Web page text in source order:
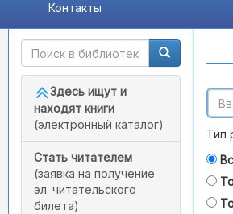
Контакты
Быстрый доступ
Здесь ищут и
находят книги
(электронный каталог)
Стать читателем
(заявка на получение
эл. читательского
билета)
Тип